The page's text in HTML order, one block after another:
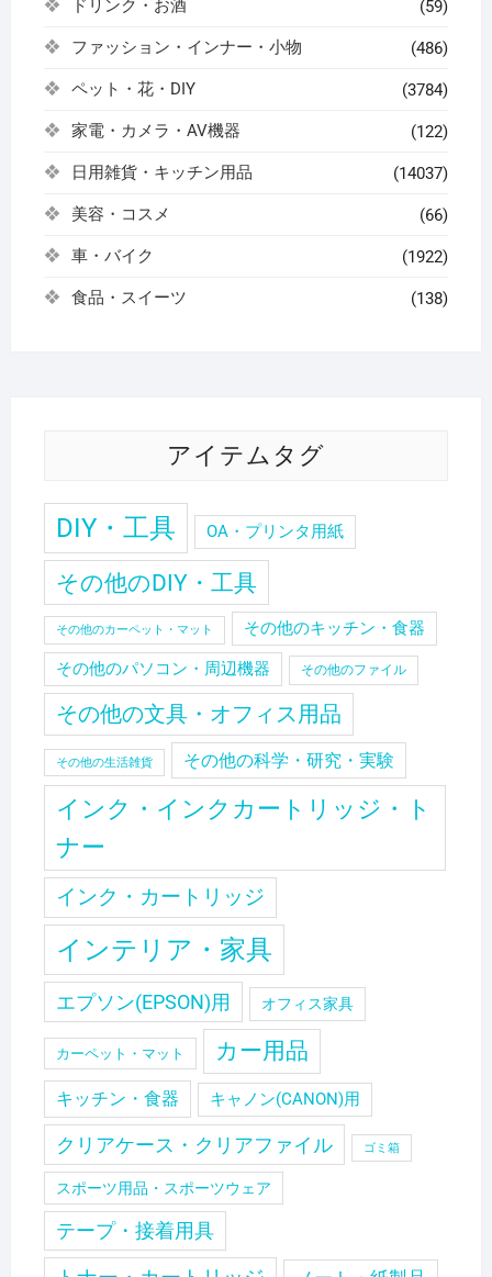
ドリンク・お酒 (59)
ファッション・インナー・小物 (486)
ペット・花・DIY (3784)
家電・カメラ・AV機器 (122)
日用雑貨・キッチン用品 (14037)
美容・コスメ (66)
車・バイク (1922)
食品・スイーツ (138)
アイテムタグ
DIY・工具 OA・プリンタ用紙
その他のDIY・工具
その他のカーペット・マット その他のキッチン・食器
その他のパソコン・周辺機器 その他のファイル
その他の文具・オフィス用品
その他の生活雑貨 その他の科学・研究・実験
インク・インクカートリッジ・ト
ナー
インク・カートリッジ
インテリア・家具
エプソン(EPSON)用 オフィス家具
カーペット・マット カー用品
キッチン・食器 キャノン(CANON)用
クリアケース・クリアファイル ゴミ箱
スポーツ用品・スポーツウェア
テープ・接着用具